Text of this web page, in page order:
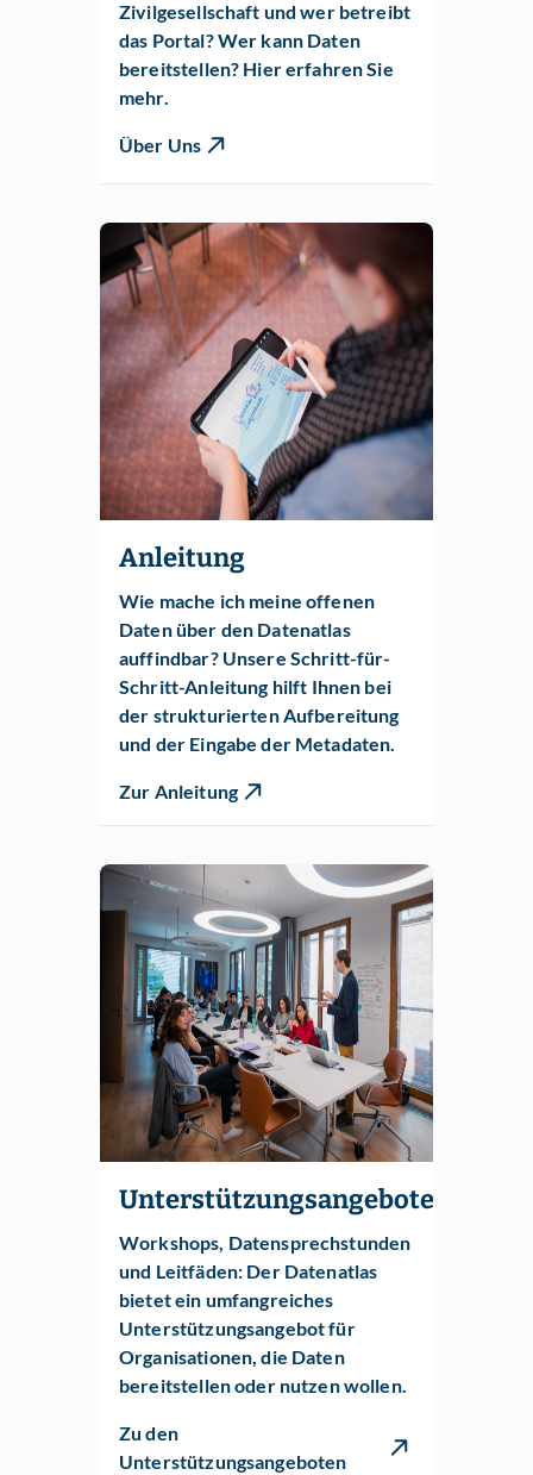
Zivilgesellschaft und wer betreibt
das Portal? Wer kann Daten
bereitstellen? Hier erfahren Sie
mehr.
Über Uns
Anleitung
Wie mache ich meine offenen
Daten über den Datenatlas
auffindbar? Unsere Schritt-für-
Schritt-Anleitung hilft Ihnen bei
der strukturierten Aufbereitung
und der Eingabe der Metadaten.
Zur Anleitung
Unterstützungsangebote
Workshops, Datensprechstunden
und Leitfäden: Der Datenatlas
bietet ein umfangreiches
Unterstützungsangebot für
Organisationen, die Daten
bereitstellen oder nutzen wollen.
Zu den
Unterstützungsangeboten